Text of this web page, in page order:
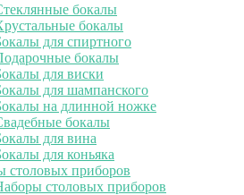
бокалы
бокалы
для спиртного
бокалы
для виски
для шампанского
на длинной ножке
бокалы
для вина
для коньяка
столовых приборов
столовых приборов